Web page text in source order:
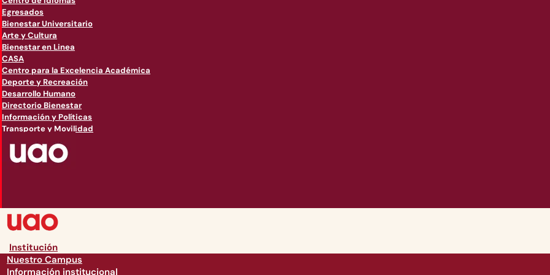
Egresados
Bienestar Universitario
Arte y Cultura
Bienestar en Linea
CASA
Centro para la Excelencia Académica
Deporte y Recreación
Desarrollo Humano
Directorio Bienestar
Información y Políticas
Transporte y Movilidad
Institución
Nuestro Campus
Información institucional